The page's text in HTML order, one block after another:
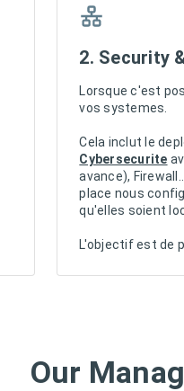
2. Security
Lorsque c'est
vos systemes.
Cela inclut le
Cybersecurite
avance),
place nous
qu'elles soient
L'objectif est de
Our